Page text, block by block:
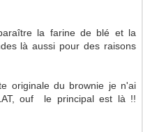
la farine de blé et la
là aussi pour des raisons
originale du brownie je n'ai
ouf le principal est là !!